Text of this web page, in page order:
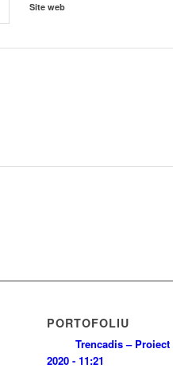
Site web
PORTOFOLIU
Trencadis – Proiect
2020 - 11:21